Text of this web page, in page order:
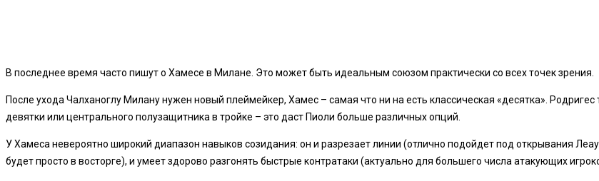
В последнее время часто пишут о Хамесе в Милане. Это может быть идеальным союзом практически со всех точек зрения.
После ухода Чалханоглу Милану нужен новый плеймейкер, Хамес – самая что ни на есть классическая «десятка».
девятки или центрального полузащитника в тройке – это даст Пиоли больше различных опций.
У Хамеса невероятно широкий диапазон навыков созидания: он и разрезает линии (отлично подойдет под открывания
будет просто в восторге), и умеет здорово разгонять быстрые контратаки (актуально для большего числа атакующих